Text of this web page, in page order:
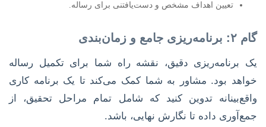
تعیین اهداف مشخص و دست‌یافتنی برای رساله.
گام ۲: برنامه‌ریزی جامع و زمان‌بندی
یک برنامه‌ریزی دقیق، نقشه راه شما برای تکمیل رساله
خواهد بود. مشاور به شما کمک می‌کند تا یک برنامه کاری
واقع‌بینانه تدوین کنید که شامل تمام مراحل تحقیق، از
جمع‌آوری داده تا نگارش نهایی، باشد.